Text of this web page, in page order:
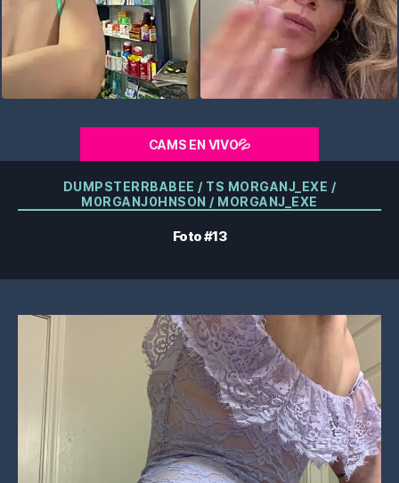
CAMS EN VIVO💦
Categorías
DUMPSTERRBABEE / TS MORGANJ_EXE /
M0RGANJ0HNSON / MORGANJ_EXE
Foto #13